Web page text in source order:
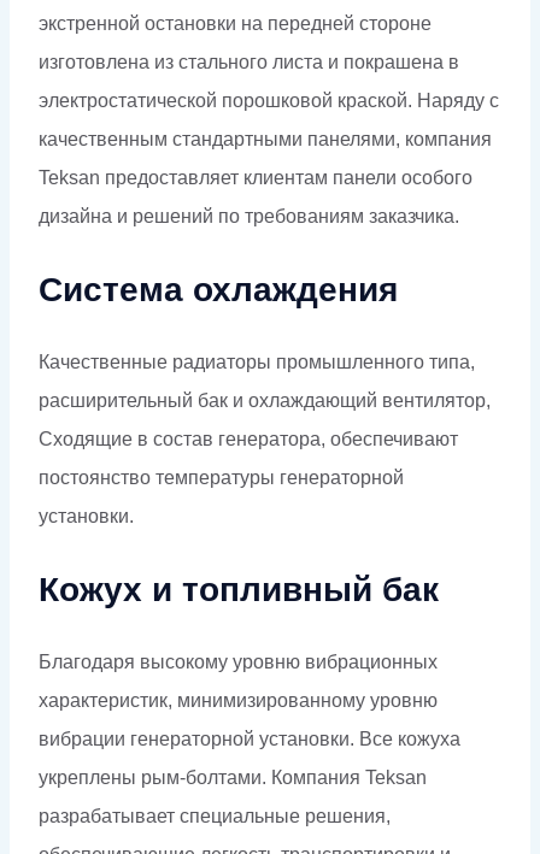
экстренной остановки на передней стороне
изготовлена из стального листа и покрашена в
электростатической порошковой краской. Наряду с
качественным стандартными панелями, компания
Teksan предоставляет клиентам панели особого
дизайна и решений по требованиям заказчика.
Система охлаждения
Качественные радиаторы промышленного типа,
расширительный бак и охлаждающий вентилятор,
Сходящие в состав генератора, обеспечивают
постоянство температуры генераторной
установки.
Кожух и топливный бак
Благодаря высокому уровню вибрационных
характеристик, минимизированному уровню
вибрации генераторной установки. Все кожуха
укреплены рым-болтами. Компания Teksan
разрабатывает специальные решения,